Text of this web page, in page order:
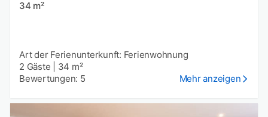
34 m²
Art der Ferienunterkunft: Ferienwohnung
2 Gäste
34 m²
Bewertungen: 5
Mehr anzeigen